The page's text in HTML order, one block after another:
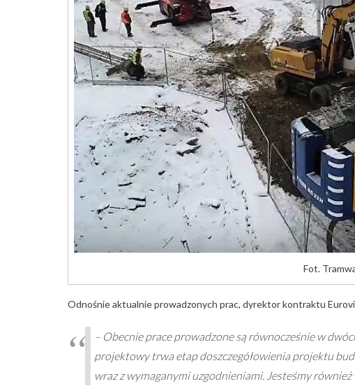
Fot.
Odnośnie aktualnie prowadzonych prac, dyrektor kontraktu
– Obecnie prace prowadzone są równocześnie w
projektowy trwa etap doszczegółowienia projektu
wraz z wymaganymi uzgodnieniami. Jesteśmy